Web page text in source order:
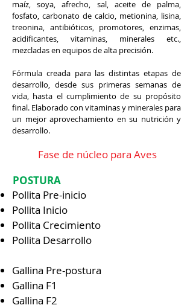
maíz, soya, afrecho, sal, aceite de palma,
fosfato, carbonato de calcio, metionina, lisina,
treonina, antibióticos, promotores, enzimas,
acidificantes, vitaminas, minerales etc.,
mezcladas en equipos de alta precisión.
Fórmula creada para las distintas etapas de
desarrollo, desde sus primeras semanas de
vida, hasta el cumplimiento de su propósito
final. Elaborado con vitaminas y minerales para
un mejor aprovechamiento en su nutrición y
desarrollo.
Fase de núcleo para Aves
POSTURA
Pollita Pre-inicio
Pollita Inicio
Pollita Crecimiento
Pollita Desarrollo
Gallina Pre-postura
Gallina F1
Gallina F2